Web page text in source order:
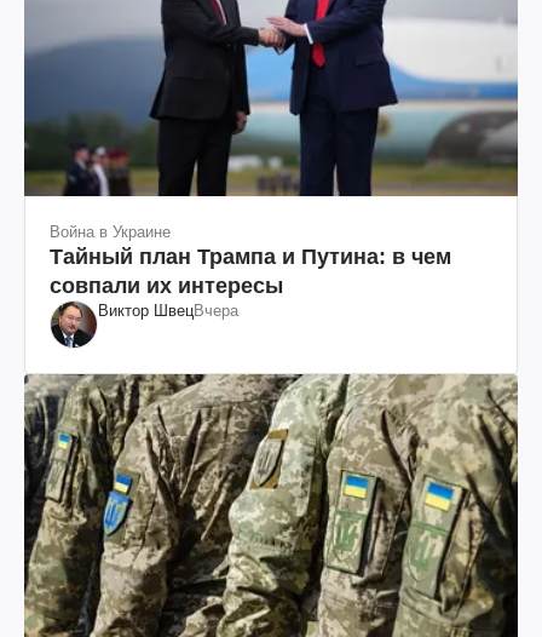
Война в Украине
Тайный план Трампа и Путина: в чем
совпали их интересы
Виктор ШвецВчера